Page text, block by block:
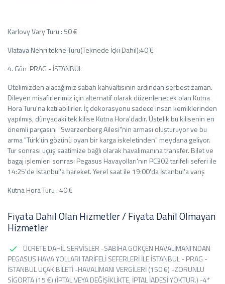
Karlovy Vary Turu : 50 €
Vlatava Nehri tekne Turu(Teknede İçki Dahil):40 €
4. Gün PRAG - İSTANBUL
Otelimizden alacağımız sabah kahvaltısının ardından serbest zaman.
Dileyen misafirlerimiz için alternatif olarak düzenlenecek olan Kutna
Hora Turu'na katılabilirler. İç dekorasyonu sadece insan kemiklerinden
yapılmış, dünyadaki tek kilise Kutna Hora'dadır. Üstelik bu kilisenin en
önemli parçasını "Swarzenberg Ailesi"nin arması oluşturuyor ve bu
arma "Türk'ün gözünü oyan bir karga iskeletinden" meydana geliyor.
Tur sonrası uçuş saatimize bağlı olarak havalimanına transfer. Bilet ve
bagaj işlemleri sonrası Pegasus Havayolları'nın PC302 tarifeli seferi ile
14:25'de İstanbul'a hareket. Yerel saat ile 19:00'da İstanbul'a varış
Kutna Hora Turu : 40 €
Fiyata Dahil Olan Hizmetler / Fiyata Dahil Olmayan
Hizmetler
ÜCRETE DAHİL SERVİSLER -SABİHA GÖKÇEN HAVALİMANI'NDAN
PEGASUS HAVA YOLLARI TARİFELİ SEFERLERİ İLE İSTANBUL - PRAG -
İSTANBUL UÇAK BİLETİ -HAVALİMANI VERGİLERİ (150 €) -ZORUNLU
SİGORTA (15 €) (İPTAL VEYA DEĞİŞİKLİKTE, İPTAL İADESİ YOKTUR.) -4*